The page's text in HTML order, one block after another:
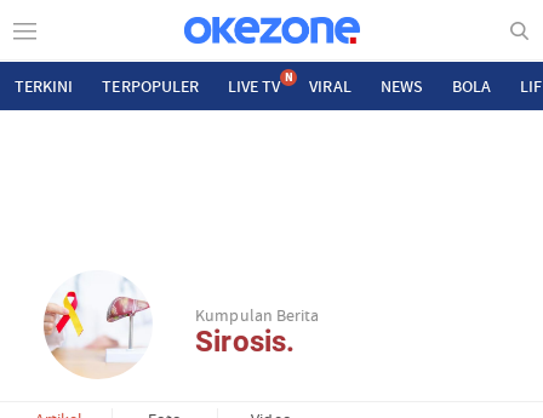
TERKINI TERPOPULER LIVE TV N VIRAL NEWS BOLA
Kumpulan Berita
Sirosis.